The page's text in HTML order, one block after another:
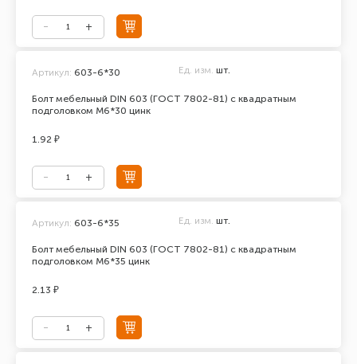
Болт мебельный DIN 603 (ГОСТ 7802-81) с квадратным
подголовком М6*30 цинк
Артикул: 603-6*30 Ед. изм. шт.
1.92 ₽
Болт мебельный DIN 603 (ГОСТ 7802-81) с квадратным
подголовком М6*35 цинк
Артикул: 603-6*35 Ед. изм. шт.
2.13 ₽